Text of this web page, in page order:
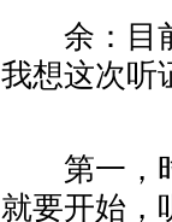
余：目前
我想这次听
第一，时
就要开始，